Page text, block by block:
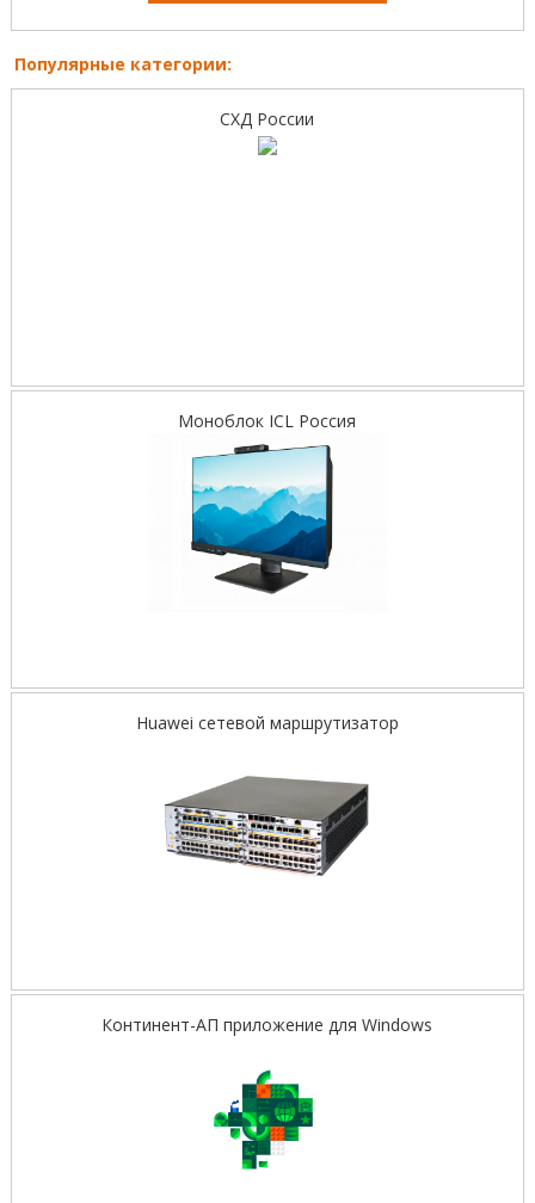
Популярные категории:
СХД России
Моноблок ICL Россия
Huawei сетевой маршрутизатор
Континент-АП приложение для Windows